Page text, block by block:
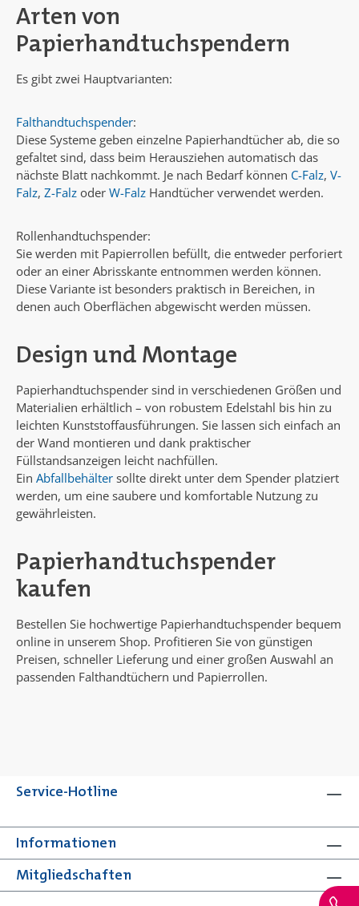
Arten von
Papierhandtuchspendern
Es gibt zwei Hauptvarianten:
Falthandtuchspender:
Diese Systeme geben einzelne Papierhandtücher ab, die so
gefaltet sind, dass beim Herausziehen automatisch das
nächste Blatt nachkommt. Je nach Bedarf können C-Falz, V-
Falz, Z-Falz oder W-Falz Handtücher verwendet werden.
Rollenhandtuchspender:
Sie werden mit Papierrollen befüllt, die entweder perforiert
oder an einer Abrisskante entnommen werden können.
Diese Variante ist besonders praktisch in Bereichen, in
denen auch Oberflächen abgewischt werden müssen.
Design und Montage
Papierhandtuchspender sind in verschiedenen Größen und
Materialien erhältlich – von robustem Edelstahl bis hin zu
leichten Kunststoffausführungen. Sie lassen sich einfach an
der Wand montieren und dank praktischer
Füllstandsanzeigen leicht nachfüllen.
Ein Abfallbehälter sollte direkt unter dem Spender platziert
werden, um eine saubere und komfortable Nutzung zu
gewährleisten.
Papierhandtuchspender
kaufen
Bestellen Sie hochwertige Papierhandtuchspender bequem
online in unserem Shop. Profitieren Sie von günstigen
Preisen, schneller Lieferung und einer großen Auswahl an
passenden Falthandtüchern und Papierrollen.
Service-Hotline
Mitgliedschaften
Informationen